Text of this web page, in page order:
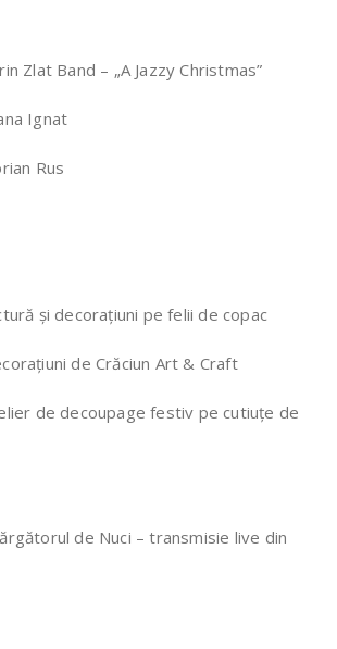
Zlat Band – „A Jazzy Christmas”
Ignat
Rus
și decorațiuni pe felii de copac
de Crăciun Art & Craft
de decoupage festiv pe cutiuțe de
de Nuci – transmisie live din